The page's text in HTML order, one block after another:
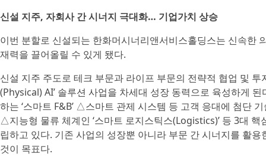
신설 지주, 자회사 간 시너지 극대화… 기업가치 상승
이번 분할로 신설되는 한화머시너리앤서비스홀딩스는 신속한
재력을 끌어올릴 수 있게 됐다.
신설 지주 주도로 테크 부문과 라이프 부문의 전략적 협업 및
(Physical) AI’ 솔루션 사업을 차세대 성장 동력으로 육성하게
하는 ‘스마트 F&B’ △스마트 관제 시스템 등 고객 응대에 첨단
△지능형 물류 체계인 ‘스마트 로지스틱스(Logistics)’ 등 3대
립하고 있다. 기존 사업의 성장뿐 아니라 부문 간 시너지를 활
것이 목표다.